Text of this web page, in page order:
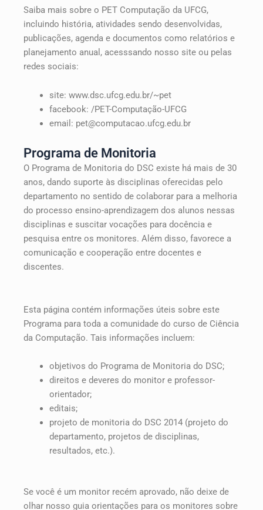
Saiba mais sobre o PET Computação da UFCG,
incluindo história, atividades sendo desenvolvidas,
publicações, agenda e documentos como relatórios e
planejamento anual, acesssando nosso site ou pelas
redes sociais:
site: www.dsc.ufcg.edu.br/~pet
facebook: /PET-Computação-UFCG
email: pet@computacao.ufcg.edu.br
Programa de Monitoria
O Programa de Monitoria do DSC existe há mais de 30
anos, dando suporte às disciplinas oferecidas pelo
departamento no sentido de colaborar para a melhoria
do processo ensino-aprendizagem dos alunos nessas
disciplinas e suscitar vocações para docência e
pesquisa entre os monitores. Além disso, favorece a
comunicação e cooperação entre docentes e
discentes.
Esta página contém informações úteis sobre este
Programa para toda a comunidade do curso de Ciência
da Computação. Tais informações incluem:
objetivos do Programa de Monitoria do DSC;
direitos e deveres do monitor e professor-
orientador;
editais;
projeto de monitoria do DSC 2014 (projeto do
departamento, projetos de disciplinas,
resultados, etc.).
Se você é um monitor recém aprovado, não deixe de
olhar nosso guia orientações para os monitores sobre